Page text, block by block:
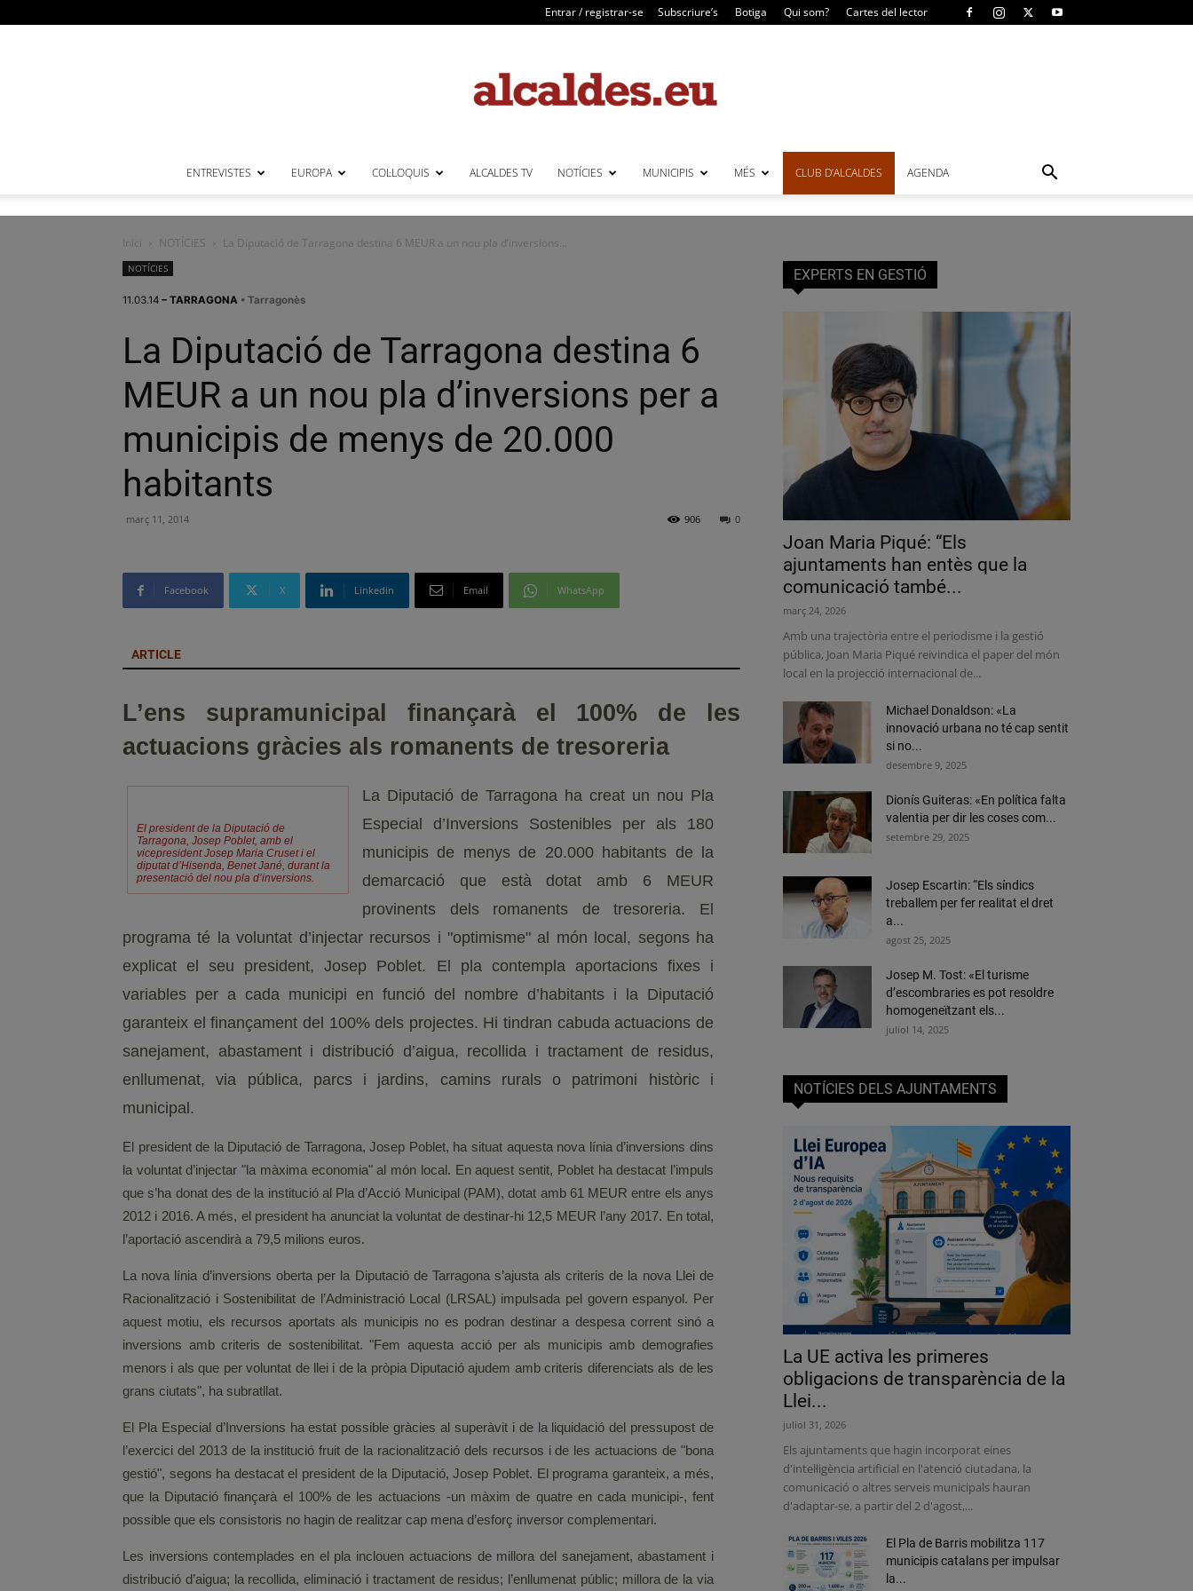
Entrar / registrar-se Subscriure’s Botiga Qui som? Cartes del lector
ENTREVISTES EUROPA COL·LOQUIS ALCALDES TV NOTÍCIES MUNICIPIS MÉS CLUB D’ALCALDES AGENDA
Inici NOTÍCIES La Diputació de Tarragona destina 6 MEUR a un nou pla d’inversions...
NOTÍCIES
11.03.14 – TARRAGONA • Tarragonès
La Diputació de Tarragona destina 6
MEUR a un nou pla d’inversions per a
municipis de menys de 20.000
habitants
març 11, 2014 0
906
Facebook X Linkedin Email WhatsApp
ARTICLE
L’ens supramunicipal finançarà el 100% de les
actuacions gràcies als romanents de tresoreria
El president de la Diputació de
Tarragona, Josep Poblet, amb el
vicepresident Josep Maria Cruset i el
diputat d’Hisenda, Benet Jané, durant la
presentació del nou pla d’inversions.
La Diputació de Tarragona ha creat un nou Pla
Especial d’Inversions Sostenibles per als 180
municipis de menys de 20.000 habitants de la
demarcació que està dotat amb 6 MEUR
provinents dels romanents de tresoreria. El
programa té la voluntat d’injectar recursos i "optimisme" al món local, segons ha
explicat el seu president, Josep Poblet. El pla contempla aportacions fixes i
variables per a cada municipi en funció del nombre d’habitants i la Diputació
garanteix el finançament del 100% dels projectes. Hi tindran cabuda actuacions de
sanejament, abastament i distribució d’aigua, recollida i tractament de residus,
enllumenat, via pública, parcs i jardins, camins rurals o patrimoni històric i
municipal.
El president de la Diputació de Tarragona, Josep Poblet, ha situat aquesta nova línia d’inversions dins
la voluntat d’injectar "la màxima economia" al món local. En aquest sentit, Poblet ha destacat l’impuls
que s’ha donat des de la institució al Pla d’Acció Municipal (PAM), dotat amb 61 MEUR entre els anys
2012 i 2016. A més, el president ha anunciat la voluntat de destinar-hi 12,5 MEUR l’any 2017. En total,
l’aportació ascendirà a 79,5 milions euros.
La nova línia d’inversions oberta per la Diputació de Tarragona s’ajusta als criteris de la nova Llei de
Racionalització i Sostenibilitat de l’Administració Local (LRSAL) impulsada pel govern espanyol. Per
aquest motiu, els recursos aportats als municipis no es podran destinar a despesa corrent sinó a
inversions amb criteris de sostenibilitat. "Fem aquesta acció per als municipis amb demografies
menors i als que per voluntat de llei i de la pròpia Diputació ajudem amb criteris diferenciats als de les
grans ciutats", ha subratllat.
El Pla Especial d’Inversions ha estat possible gràcies al superàvit i de la liquidació del pressupost de
l’exercici del 2013 de la institució fruit de la racionalització dels recursos i de les actuacions de "bona
gestió", segons ha destacat el president de la Diputació, Josep Poblet. El programa garanteix, a més,
que la Diputació finançarà el 100% de les actuacions -un màxim de quatre en cada municipi-, fent
possible que els consistoris no hagin de realitzar cap mena d’esforç inversor complementari.
Les inversions contemplades en el pla inclouen actuacions de millora del sanejament, abastament i
distribució d’aigua; la recollida, eliminació i tractament de residus; l’enllumenat públic; millora de la via
EXPERTS EN GESTIÓ
Joan Maria Piqué: “Els
ajuntaments han entès que la
comunicació també...
març 24, 2026
Amb una trajectòria entre el periodisme i la gestió
pública, Joan Maria Piqué reivindica el paper del món
local en la projecció internacional de...
Michael Donaldson: «La
innovació urbana no té cap sentit
si no...
desembre 9, 2025
Dionís Guiteras: «En política falta
valentia per dir les coses com...
setembre 29, 2025
Josep Escartin: “Els síndics
treballem per fer realitat el dret
a...
agost 25, 2025
Josep M. Tost: «El turisme
d’escombraries es pot resoldre
homogeneïtzant els...
juliol 14, 2025
NOTÍCIES DELS AJUNTAMENTS
La UE activa les primeres
obligacions de transparència de la
Llei...
juliol 31, 2026
Els ajuntaments que hagin incorporat eines
d'intel·ligència artificial en l'atenció ciutadana, la
comunicació o altres serveis municipals hauran
d'adaptar-se, a partir del 2 d'agost,...
El Pla de Barris mobilitza 117
municipis catalans per impulsar
la...